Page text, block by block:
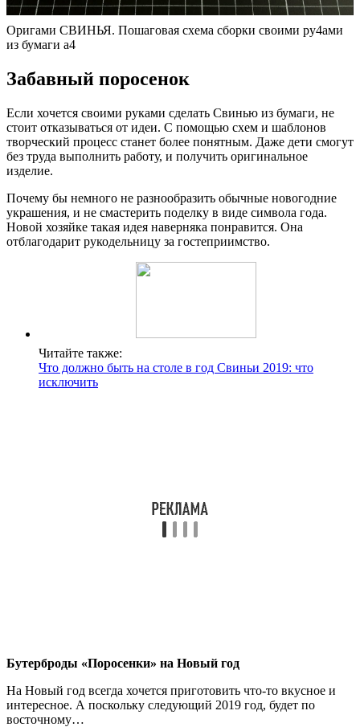
Оригами СВИНЬЯ. Пошаговая схема сборки своими ру4ами
из бумаги а4
Забавный поросенок
Если хочется своими руками сделать Свинью из бумаги, не
стоит отказываться от идеи. С помощью схем и шаблонов
творческий процесс станет более понятным. Даже дети смогут
без труда выполнить работу, и получить оригинальное
изделие.
Почему бы немного не разнообразить обычные новогодние
украшения, и не смастерить поделку в виде символа года.
Новой хозяйке такая идея наверняка понравится. Она
отблагодарит рукодельницу за гостеприимство.
Читайте также:
Что должно быть на столе в год Свиньи 2019: что
исключить
Бутерброды «Поросенки» на Новый год
На Новый год всегда хочется приготовить что-то вкусное и
интересное. А поскольку следующий 2019 год, будет по
восточному…